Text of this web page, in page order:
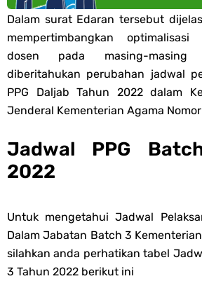
PPG 2025
Jawaban Tugas Mandiri Dan Tugas
PPG 2025
Jawaban Tugas Mandiri Dan Tugas Refleksi
Akhlak PPG 2025
Jawaban Tugas Mandiri Dan Tugas
Soal OMI Geografi Terintegrasi
Soal OMI Ekonomi Terintegrasi
Dalam surat Edaran tersebut
mempertimbangkan optimalisasi
dosen pada masing-masing
diberitahukan perubahan jadwal
PPG Daljab Tahun 2022 dalam
Jenderal Kementerian Agama
Jadwal PPG
2022
Untuk mengetahui Jadwal
Dalam Jabatan Batch 3
silahkan anda perhatikan tabel
3 Tahun 2022 berikut ini